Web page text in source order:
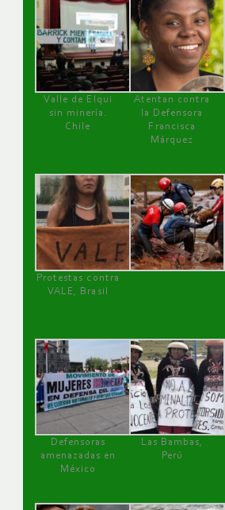
Valle de Elqui
sin minería.
Chile
Atentan contra
la Defensora
Francisca
Márquez
Protestas contra
VALE, Brasil
Defensoras
amenazadas en
México
Las Bambas,
Perú